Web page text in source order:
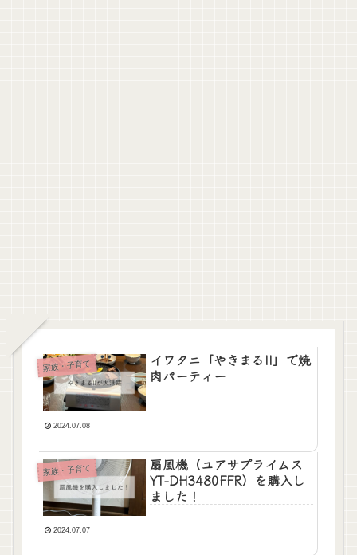
家族・子育て
イワタニ「やきまるII」で焼
肉パーティー
2024.07.08
家族・子育て
扇風機（ユアサプライムス
YT-DH3480FFR）を購入し
ました！
2024.07.07